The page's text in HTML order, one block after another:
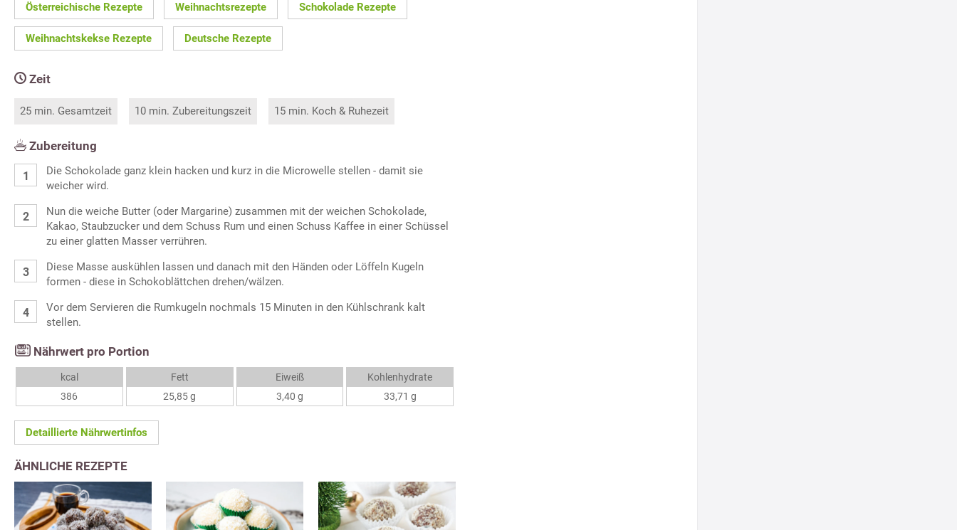
Österreichische Rezepte Weihnachtsrezepte Schokolade Rezepte
Weihnachtskekse Rezepte Deutsche Rezepte
Zeit
25 min. Gesamtzeit 10 min. Zubereitungszeit 15 min. Koch & Ruhezeit
Zubereitung
Die Schokolade ganz klein hacken und kurz in die Microwelle stellen - damit sie
weicher wird.
Nun die weiche Butter (oder Margarine) zusammen mit der weichen Schokolade,
Kakao, Staubzucker und dem Schuss Rum und einen Schuss Kaffee in einer Schüssel
zu einer glatten Masser verrühren.
Diese Masse auskühlen lassen und danach mit den Händen oder Löffeln Kugeln
formen - diese in Schokoblättchen drehen/wälzen.
Vor dem Servieren die Rumkugeln nochmals 15 Minuten in den Kühlschrank kalt
stellen.
Nährwert pro Portion
kcal
386
Fett
25,85 g
Eiweiß
3,40 g
Kohlenhydrate
33,71 g
Detaillierte Nährwertinfos
ÄHNLICHE REZEPTE